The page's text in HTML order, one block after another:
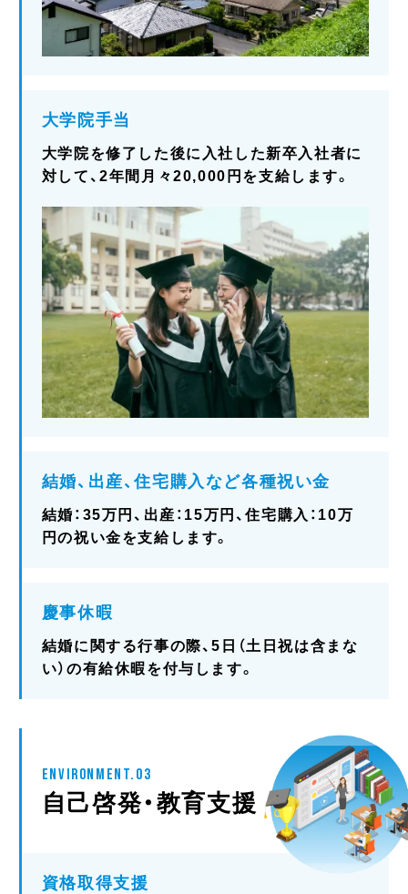
大学院手当
大学院を修了した後に入社した新卒入社者に
対して、2年間月々20,000円を支給します。
結婚、出産、住宅購入など各種祝い金
結婚：35万円、出産：15万円、住宅購入：10万
円の祝い金を支給します。
慶事休暇
結婚に関する行事の際、5日（土日祝は含まな
い）の有給休暇を付与します。
ENVIRONMENT.03
自己啓発・教育支援
資格取得支援